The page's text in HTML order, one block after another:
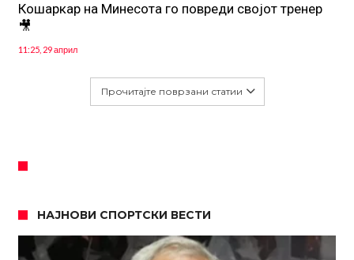
Кошаркар на Минесота го повреди својот тренер
🎥
11:25, 29 април
Прочитајте поврзани статии
НАЈНОВИ СПОРТСКИ ВЕСТИ